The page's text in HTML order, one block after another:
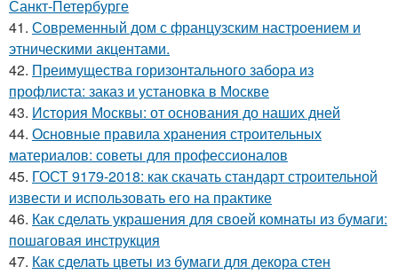
Санкт-Петербурге
41. Современный дом с французским настроением и
этническими акцентами.
42. Преимущества горизонтального забора из
профлиста: заказ и установка в Москве
43. История Москвы: от основания до наших дней
44. Основные правила хранения строительных
материалов: советы для профессионалов
45. ГОСТ 9179-2018: как скачать стандарт строительной
извести и использовать его на практике
46. Как сделать украшения для своей комнаты из бумаги:
пошаговая инструкция
47. Как сделать цветы из бумаги для декора стен